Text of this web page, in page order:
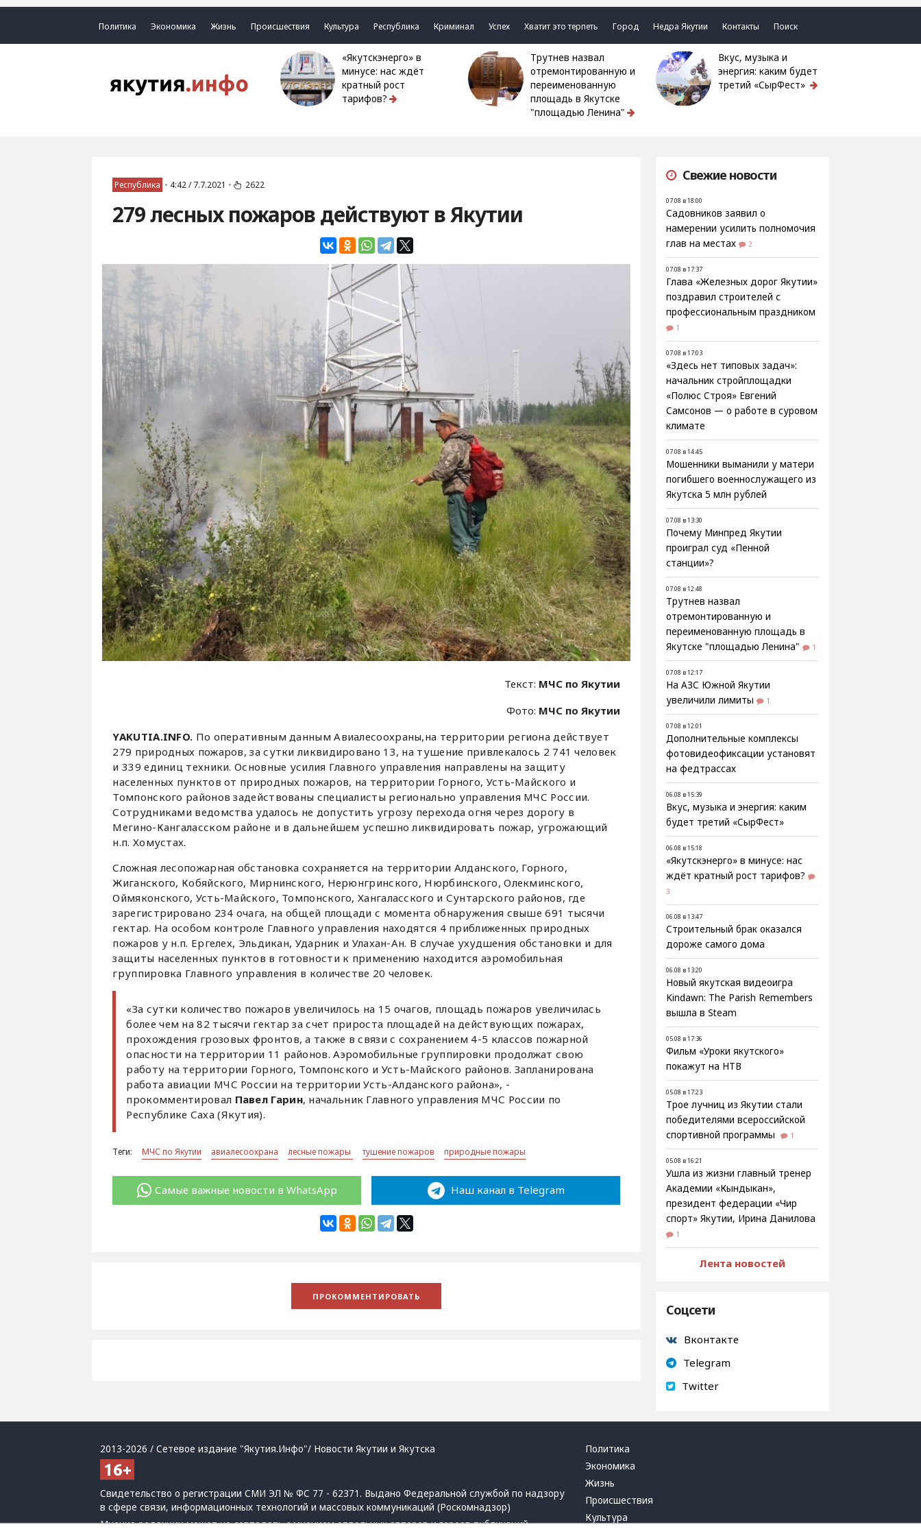
Политика Экономика Жизнь Происшествия Культура Республика Криминал Успех Хватит это терпеть Город Недра Якутии Контакты Поиск
«Якутскэнерго» в
минусе: нас ждёт
кратный рост
тарифов?
Трутнев назвал
отремонтированную и
переименованную
площадь в Якутске
"площадью Ленина"
Вкус, музыка и
энергия: каким будет
третий «СырФест»
Республика • 4:42 / 7.7.2021 • 2622
279 лесных пожаров действуют в Якутии
Текст: МЧС по Якутии
Фото: МЧС по Якутии
YAKUTIA.INFO. По оперативным данным Авиалесоохраны,на территории региона действует
279 природных пожаров, за сутки ликвидировано 13, на тушение привлекалось 2 741 человек
и 339 единиц техники. Основные усилия Главного управления направлены на защиту
населенных пунктов от природных пожаров, на территории Горного, Усть-Майского и
Томпонского районов задействованы специалисты регионально управления МЧС России.
Сотрудниками ведомства удалось не допустить угрозу перехода огня через дорогу в
Мегино-Кангаласском районе и в дальнейшем успешно ликвидировать пожар, угрожающий
н.п. Хомустах.
Сложная лесопожарная обстановка сохраняется на территории Алданского, Горного,
Жиганского, Кобяйского, Мирнинского, Нерюнгринского, Нюрбинского, Олекминского,
Оймяконского, Усть-Майского, Томпонского, Хангаласского и Сунтарского районов, где
зарегистрировано 234 очага, на общей площади с момента обнаружения свыше 691 тысячи
гектар. На особом контроле Главного управления находятся 4 приближенных природных
пожаров у н.п. Ергелех, Эльдикан, Ударник и Улахан-Ан. В случае ухудшения обстановки и для
защиты населенных пунктов в готовности к применению находится аэромобильная
группировка Главного управления в количестве 20 человек.
«За сутки количество пожаров увеличилось на 15 очагов, площадь пожаров увеличилась
более чем на 82 тысячи гектар за счет прироста площадей на действующих пожарах,
прохождения грозовых фронтов, а также в связи с сохранением 4-5 классов пожарной
опасности на территории 11 районов. Аэромобильные группировки продолжат свою
работу на территории Горного, Томпонского и Усть-Майского районов. Запланирована
работа авиации МЧС России на территории Усть-Алданского района», -
прокомментировал Павел Гарин, начальник Главного управления МЧС России по
Республике Саха (Якутия).
Теги: МЧС по Якутии авиалесоохрана лесные пожары тушение пожаров природные пожары
Самые важные новости в WhatsApp Наш канал в Telegram
Свежие новости
07.08 в 18:00
Садовников заявил о
намерении усилить полномочия
глав на местах
2
07.08 в 17:37
Глава «Железных дорог Якутии»
поздравил строителей с
профессиональным праздником
1
07.08 в 17:03
«Здесь нет типовых задач»:
начальник стройплощадки
«Полюс Строя» Евгений
Самсонов — о работе в суровом
климате
07.08 в 14:45
Мошенники выманили у матери
погибшего военнослужащего из
Якутска 5 млн рублей
07.08 в 13:30
Почему Минпред Якутии
проиграл суд «Пенной
станции»?
07.08 в 12:48
Трутнев назвал
отремонтированную и
переименованную площадь в
Якутске "площадью Ленина"
1
07.08 в 12:17
На АЗС Южной Якутии
увеличили лимиты
1
07.08 в 12:01
Дополнительные комплексы
фотовидеофиксации установят
на федтрассах
06.08 в 15:39
Вкус, музыка и энергия: каким
будет третий «СырФест»
06.08 в 15:18
«Якутскэнерго» в минусе: нас
ждёт кратный рост тарифов?
3
06.08 в 13:47
Строительный брак оказался
дороже самого дома
06.08 в 13:20
Новый якутская видеоигра
Kindawn: The Parish Remembers
вышла в Steam
05.08 в 17:36
Фильм «Уроки якутского»
покажут на НТВ
05.08 в 17:23
Трое лучниц из Якутии стали
победителями всероссийской
спортивной программы
1
05.08 в 16:21
Ушла из жизни главный тренер
Академии «Кындыкан»,
президент федерации «Чир
спорт» Якутии, Ирина Данилова
1
Лента новостей
Соцсети
Вконтакте
Telegram
Twitter
2013-2026 / Сетевое издание "Якутия.Инфо"/ Новости Якутии и Якутска
Свидетельство о регистрации СМИ ЭЛ № ФС 77 - 62371. Выдано Федеральной службой по надзору
в сфере связи, информационных технологий и массовых коммуникаций (Роскомнадзор)
Мнение редакции может не совпадать с мнением отдельных авторов и героев публикаций.
Политика
Экономика
Жизнь
Происшествия
Культура